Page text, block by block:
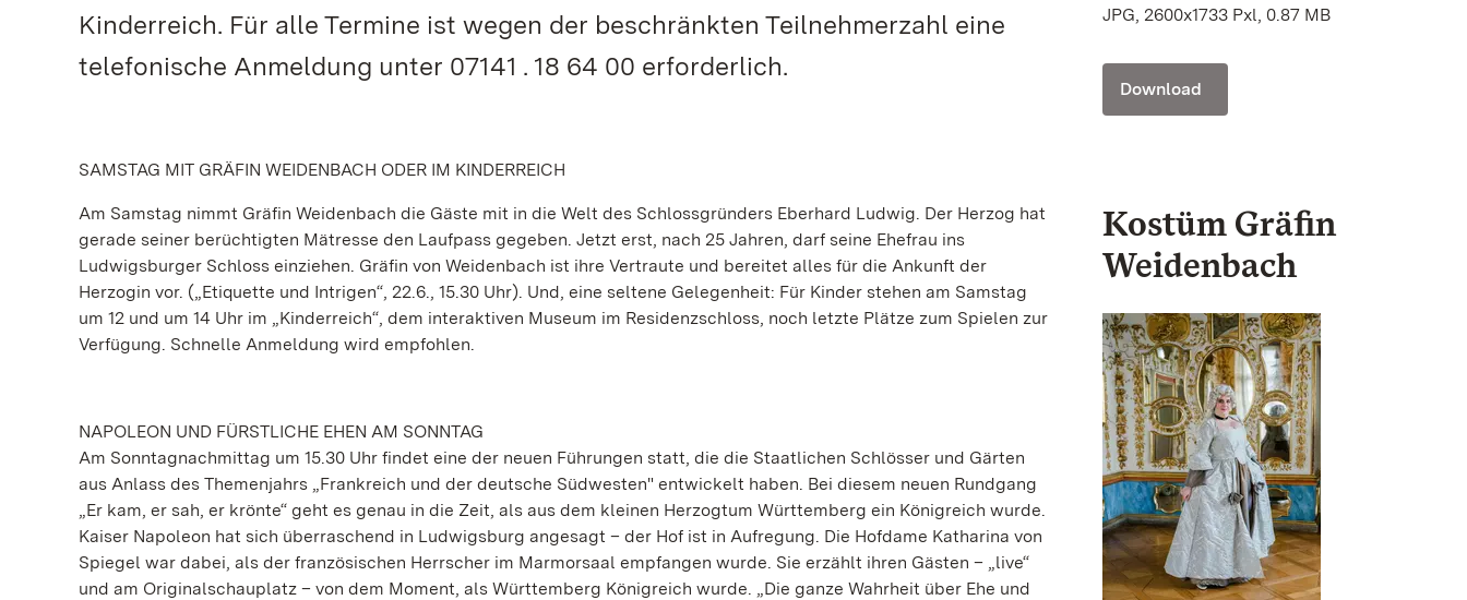
Kinderreich. Für alle Termine ist wegen der beschränkten Teilnehmerzahl eine
telefonische Anmeldung unter 07141 . 18 64 00 erforderlich.
SAMSTAG MIT GRÄFIN WEIDENBACH ODER IM KINDERREICH
Am Samstag nimmt Gräfin Weidenbach die Gäste mit in die Welt des Schlossgründers Eberhard Ludwig. Der Herzog hat
gerade seiner berüchtigten Mätresse den Laufpass gegeben. Jetzt erst, nach 25 Jahren, darf seine Ehefrau ins
Ludwigsburger Schloss einziehen. Gräfin von Weidenbach ist ihre Vertraute und bereitet alles für die Ankunft der
Herzogin vor. („Etiquette und Intrigen“, 22.6., 15.30 Uhr). Und, eine seltene Gelegenheit: Für Kinder stehen am Samstag
um 12 und um 14 Uhr im „Kinderreich“, dem interaktiven Museum im Residenzschloss, noch letzte Plätze zum Spielen zur
Verfügung. Schnelle Anmeldung wird empfohlen.
NAPOLEON UND FÜRSTLICHE EHEN AM SONNTAG
Am Sonntagnachmittag um 15.30 Uhr findet eine der neuen Führungen statt, die die Staatlichen Schlösser und Gärten
aus Anlass des Themenjahrs „Frankreich und der deutsche Südwesten" entwickelt haben. Bei diesem neuen Rundgang
„Er kam, er sah, er krönte“ geht es genau in die Zeit, als aus dem kleinen Herzogtum Württemberg ein Königreich wurde.
Kaiser Napoleon hat sich überraschend in Ludwigsburg angesagt – der Hof ist in Aufregung. Die Hofdame Katharina von
Spiegel war dabei, als der französischen Herrscher im Marmorsaal empfangen wurde. Sie erzählt ihren Gästen – „live“
und am Originalschauplatz – von dem Moment, als Württemberg Königreich wurde. „Die ganze Wahrheit über Ehe und
JPG, 2600x1733 Pxl, 0.87 MB
Download
Kostüm Gräfin
Weidenbach